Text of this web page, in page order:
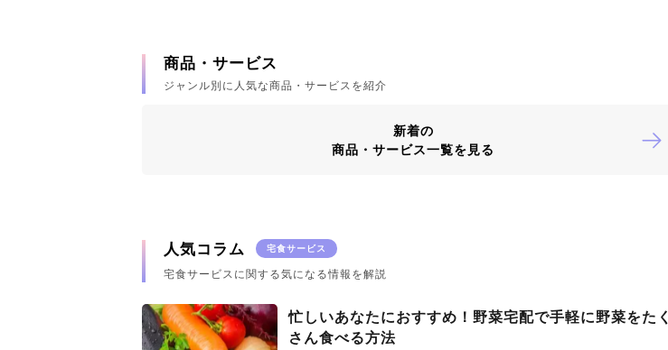
商品・サービス
ジャンル別に人気な商品・サービスを紹介
新着の
商品・サービス一覧を見る
人気コラム 宅食サービス
宅食サービスに関する気になる情報を解説
忙しいあなたにおすすめ！野菜宅配で手軽に野菜をたく
さん食べる方法